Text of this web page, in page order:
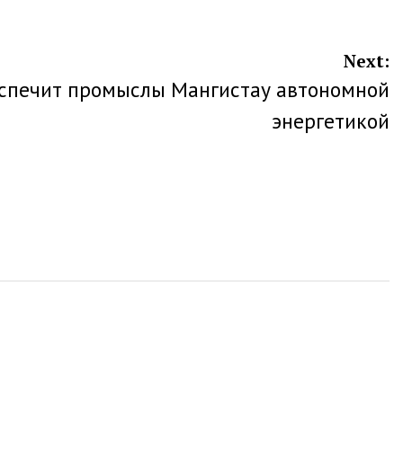
Next:
промыслы Мангистау автономной
энергетикой